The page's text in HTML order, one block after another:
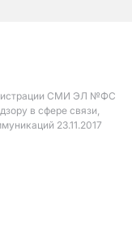
СМИ ЭЛ №ФС
в сфере связи,
23.11.2017